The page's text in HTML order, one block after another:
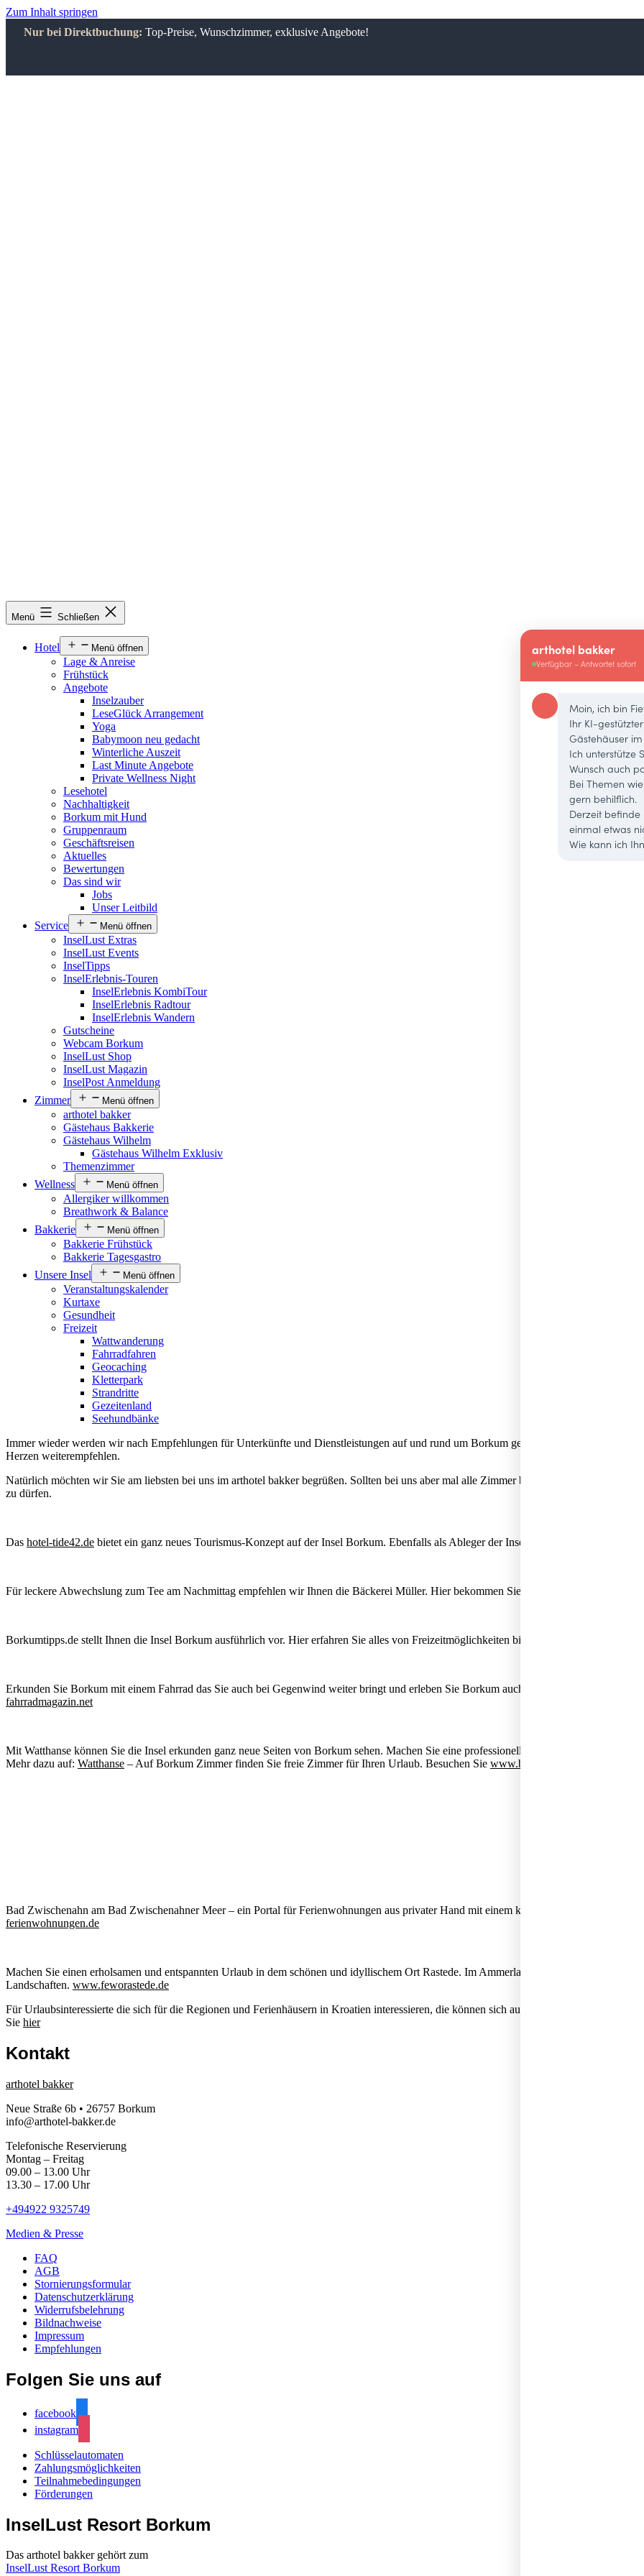
Zum Inhalt springen
Nur bei Direktbuchung: Top-Preise, Wunschzimmer, exklusive Angebote!
Menü Schließen
Hotel Menü öffnen
Lage & Anreise
Frühstück
Angebote
Inselzauber
LeseGlück Arrangement
Yoga
Babymoon neu gedacht
Winterliche Auszeit
Last Minute Angebote
Private Wellness Night
Lesehotel
Nachhaltigkeit
Borkum mit Hund
Gruppenraum
Geschäftsreisen
Aktuelles
Bewertungen
Das sind wir
Jobs
Unser Leitbild
Service
Menü öffnen
InselLust Extras
InselLust Events
InselTipps
InselErlebnis-Touren
InselErlebnis KombiTour
InselErlebnis Radtour
InselErlebnis Wandern
Gutscheine
Webcam Borkum
InselLust Shop
InselLust Magazin
InselPost Anmeldung
Zimmer
Menü öffnen
arthotel bakker
Gästehaus Bakkerie
Gästehaus Wilhelm
Gästehaus Wilhelm Exklusiv
Themenzimmer
Wellness
Menü öffnen
Allergiker willkommen
Breathwork & Balance
Bakkerie
Menü öffnen
Bakkerie Frühstück
Bakkerie Tagesgastro
Unsere Insel
Menü öffnen
Veranstaltungskalender
Kurtaxe
Gesundheit
Freizeit
Wattwanderung
Fahrradfahren
Geocaching
Kletterpark
Strandritte
Gezeitenland
Seehundbänke
Immer wieder werden wir nach Empfehlungen für Unterkünfte und Dienstleistungen auf und rund um Borkum gefragt. Daher haben wir
Herzen weiterempfehlen.
Natürlich möchten wir Sie am liebsten bei uns im arthotel bakker begrüßen. Sollten bei uns aber mal alle Zimmer belegt sein, freuen wir uns
zu dürfen.
Das hotel-tide42.de bietet ein ganz neues Tourismus-Konzept auf der Insel Borkum. Ebenfalls als Ableger der Insellust Gbr gegründet, stellt
Für leckere Abwechslung zum Tee am Nachmittag empfehlen wir Ihnen die Bäckerei Müller. Hier bekommen Sie alles was sie der Hunger
Borkumtipps.de stellt Ihnen die Insel Borkum ausführlich vor. Hier erfahren Sie alles von Freizeitmöglichkeiten bis hin zur Geschichte der
Erkunden Sie Borkum mit einem Fahrrad das Sie auch bei Gegenwind weiter bringt und erleben Sie Borkum auch in den Ecken, wo Sie
fahrradmagazin.net
Mit Watthanse können Sie die Insel erkunden ganz neue Seiten von Borkum sehen. Machen Sie eine professionelle Wattführung und lassen
Mehr dazu auf: Watthanse – Auf Borkum Zimmer finden Sie freie Zimmer für Ihren Urlaub. Besuchen Sie www.borkum-zimmer.de
Bad Zwischenahn am Bad Zwischenahner Meer – ein Portal für Ferienwohnungen aus privater Hand mit einem kostenlosen Direktkontakt
ferienwohnungen.de
Machen Sie einen erholsamen und entspannten Urlaub in dem schönen und idyllischem Ort Rastede. Im Ammerland und kurz vor
Landschaften. www.feworastede.de
Für Urlaubsinteressierte die sich für die Regionen und Ferienhäusern in Kroatien interessieren, die können sich auch im Vorfeld im Internet
Sie hier
Kontakt
arthotel bakker
Neue Straße 6b • 26757 Borkum
info@arthotel-bakker.de
Telefonische Reservierung
Montag – Freitag
09.00 – 13.00 Uhr
13.30 – 17.00 Uhr
+494922 9325749
Medien & Presse
FAQ
AGB
Stornierungsformular
Datenschutzerklärung
Widerrufsbelehrung
Bildnachweise
Impressum
Empfehlungen
Folgen Sie uns auf
facebook
instagram
Schlüsselautomaten
Zahlungsmöglichkeiten
Teilnahmebedingungen
Förderungen
InselLust Resort Borkum
Das arthotel bakker gehört zum
InselLust Resort Borkum
arthotel bakker
Verfügbar – Antwortet sofort
Moin, ich bin
Ihr KI-
Gästehäuser im
Ich unterstütze
Wunsch auch
Bei Themen
gern behilflich.
Derzeit befinde
einmal etwas
Wie kann ich